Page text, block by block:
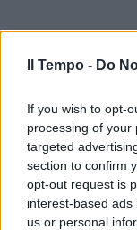
Il Tempo - Do
If you wish to opt-
processing of your
targeted
section to confirm
opt-out request is
interest-based
us or personal